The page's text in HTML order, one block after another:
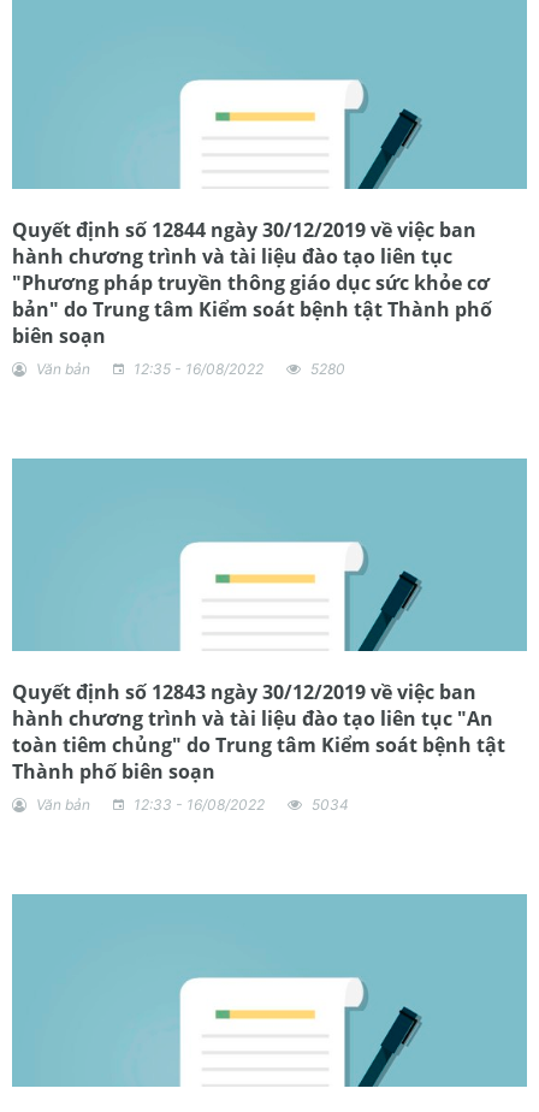
Quyết định số 12844 ngày 30/12/2019 về việc ban
hành chương trình và tài liệu đào tạo liên tục
"Phương pháp truyền thông giáo dục sức khỏe cơ
bản" do Trung tâm Kiểm soát bệnh tật Thành phố
biên soạn
Văn bản 12:35 - 16/08/2022 5280
Quyết định số 12843 ngày 30/12/2019 về việc ban
hành chương trình và tài liệu đào tạo liên tục "An
toàn tiêm chủng" do Trung tâm Kiểm soát bệnh tật
Thành phố biên soạn
Văn bản 12:33 - 16/08/2022 5034